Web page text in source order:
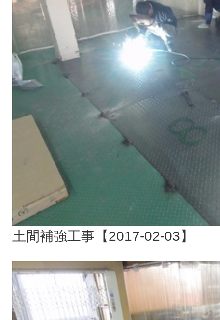
土間補強工事【2017-02-03】